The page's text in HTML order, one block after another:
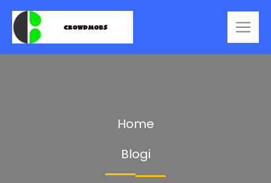
Home
Blogi